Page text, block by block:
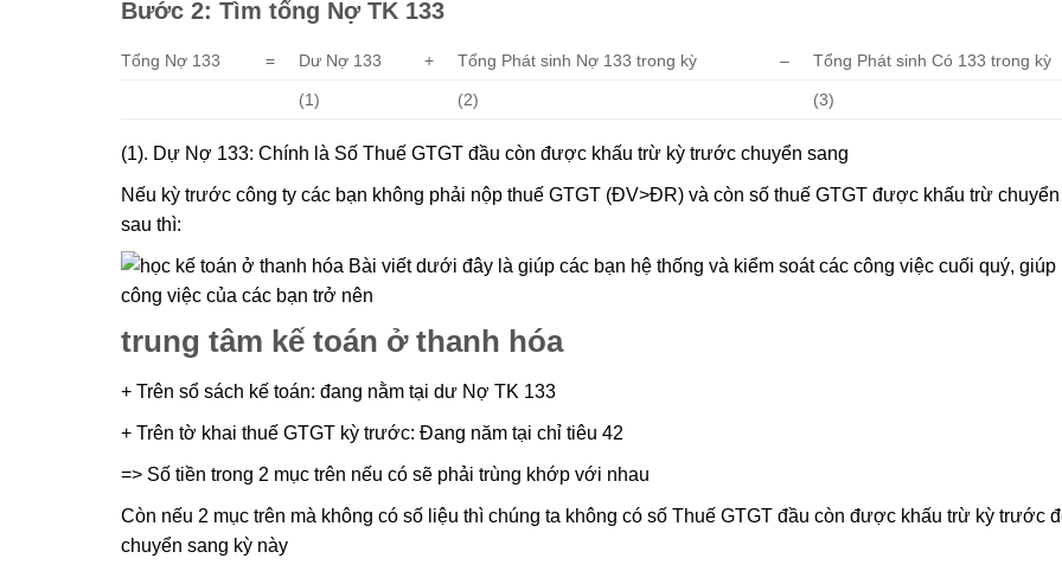
Bước 2: Tìm tổng Nợ TK 133
Tổng Nợ 133 = Dư Nợ 133 + Tổng Phát sinh Nợ 133 trong kỳ – Tổng Phát sinh Có 133 trong kỳ
(1) (2) (3)
(1). Dự Nợ 133: Chính là Số Thuế GTGT đầu còn được khấu trừ kỳ trước chuyển sang
Nếu kỳ trước công ty các bạn không phải nộp thuế GTGT (ĐV>ĐR) và còn số thuế GTGT được khấu trừ
sau thì:
trung tâm kế toán ở thanh hóa
+ Trên sổ sách kế toán: đang nằm tại dư Nợ TK 133
+ Trên tờ khai thuế GTGT kỳ trước: Đang năm tại chỉ tiêu 42
=> Số tiền trong 2 mục trên nếu có sẽ phải trùng khớp với nhau
Còn nếu 2 mục trên mà không có số liệu thì chúng ta không có số Thuế GTGT đầu còn được khấu trừ kỳ trước
chuyển sang kỳ này